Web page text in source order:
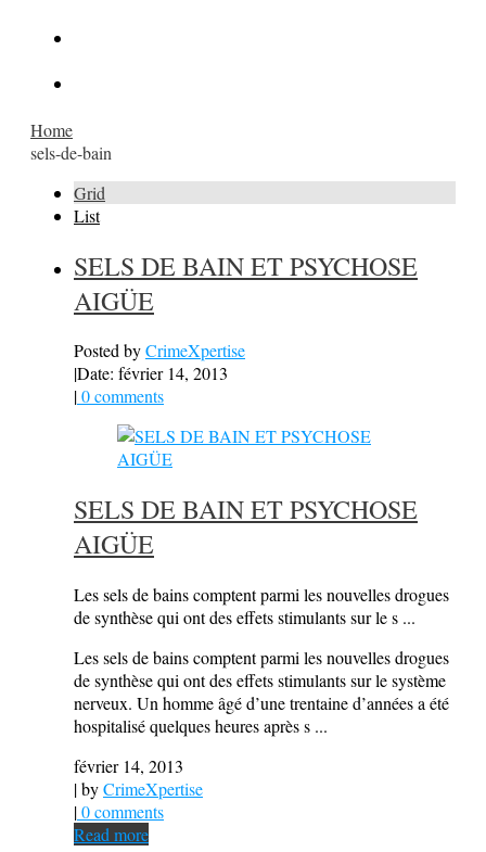
Home
sels-de-bain
Grid
List
SELS DE BAIN ET PSYCHOSE
AIGÜE
Posted byCrimeXpertise
|Date: février 14, 2013
|0 comments
SELS DE BAIN ET PSYCHOSE
AIGÜE
Les sels de bains comptent parmi les nouvelles drogues
de synthèse qui ont des effets stimulants sur le s ...
Les sels de bains comptent parmi les nouvelles drogues
de synthèse qui ont des effets stimulants sur le système
nerveux. Un homme âgé d’une trentaine d’années a été
hospitalisé quelques heures après s ...
février 14, 2013
| byCrimeXpertise
|0 comments
Read more